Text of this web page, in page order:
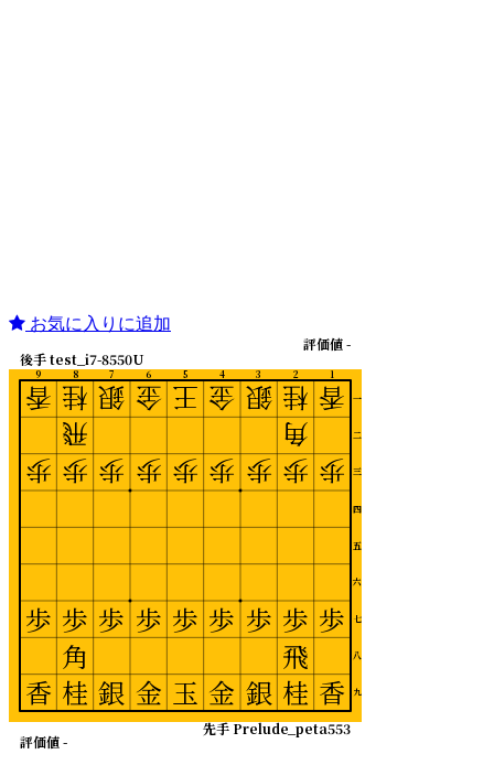
お気に入りに追加
1
2
3
4
5
6
7
8
9
一
二
三
四
五
六
七
八
九
先手 Prelude_peta553
後手 test_i7-8550U
評価値 -
評価値 -
香
歩
歩
香
桂
角
歩
歩
飛
桂
銀
歩
歩
銀
金
歩
歩
金
王
歩
歩
玉
金
歩
歩
金
銀
歩
歩
銀
桂
飛
歩
歩
角
桂
香
歩
歩
香